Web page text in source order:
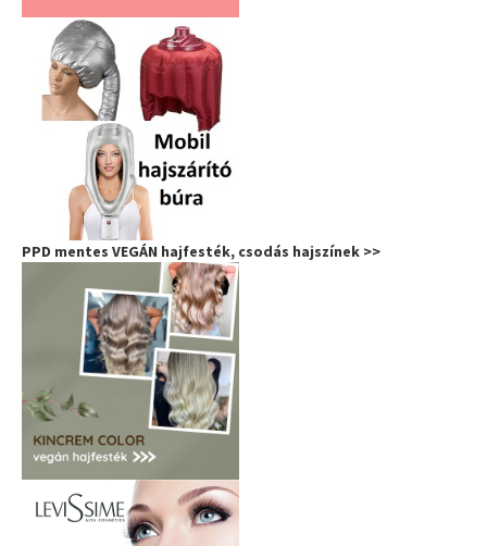
PPD mentes VEGÁN hajfesték, csodás hajszínek >>